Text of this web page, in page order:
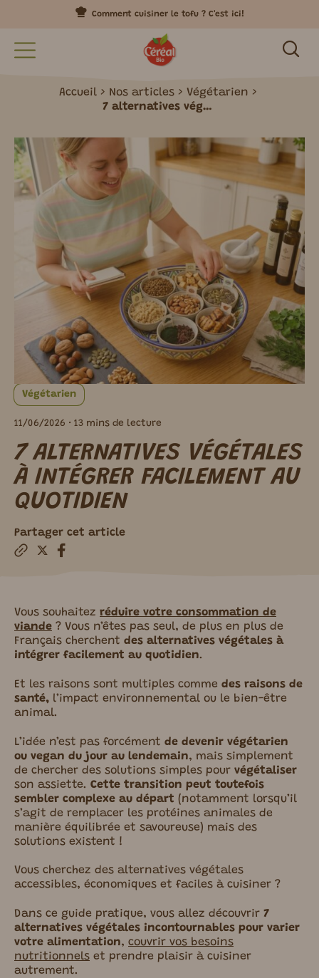
Comment cuisiner le tofu ? C'est ici!
Accueil Nos articles
Végétarien
7 alternatives végétales à intégrer facilement au quotidien
Végétarien
11/06/2026 • 13 mins de lecture
7 ALTERNATIVES VÉGÉTALES
À INTÉGRER FACILEMENT AU
QUOTIDIEN
Partager cet article
Vous souhaitez réduire votre consommation de
viande ? Vous n’êtes pas seul, de plus en plus de
Français cherchent des alternatives végétales à
intégrer facilement au quotidien.
Et les raisons sont multiples comme des raisons de
santé, l’impact environnemental ou le bien-être
animal.
L’idée n’est pas forcément de devenir végétarien
ou vegan du jour au lendemain, mais simplement
de chercher des solutions simples pour végétaliser
son assiette. Cette transition peut toutefois
sembler complexe au départ (notamment lorsqu’il
s’agit de remplacer les protéines animales de
manière équilibrée et savoureuse) mais des
solutions existent !
Vous cherchez des alternatives végétales
accessibles, économiques et faciles à cuisiner ?
Dans ce guide pratique, vous allez découvrir 7
alternatives végétales incontournables pour varier
votre alimentation, couvrir vos besoins
nutritionnels et prendre plaisir à cuisiner
autrement.